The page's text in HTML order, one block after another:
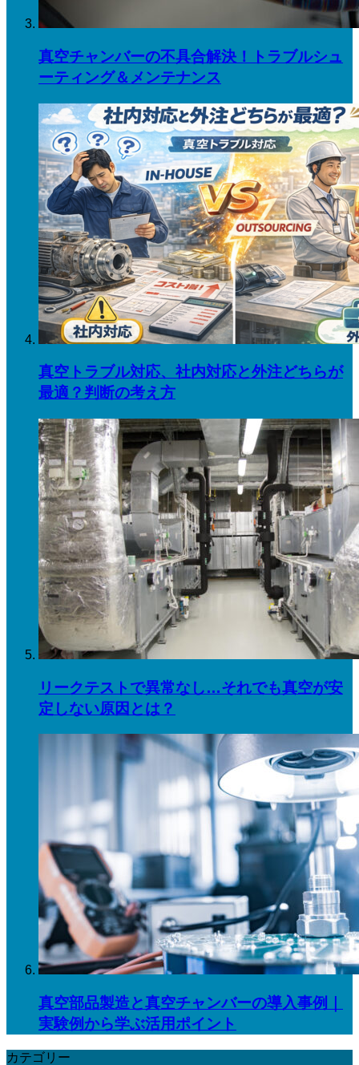
真空チャンバーの不具合解決！トラブルシュ
ーティング＆メンテナンス
真空トラブル対応、社内対応と外注どちらが
最適？判断の考え方
リークテストで異常なし…それでも真空が安
定しない原因とは？
真空部品製造と真空チャンバーの導入事例｜
実験例から学ぶ活用ポイント
カテゴリー